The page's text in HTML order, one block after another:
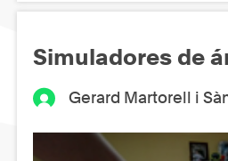
Simuladores de
Gerard Martorell i